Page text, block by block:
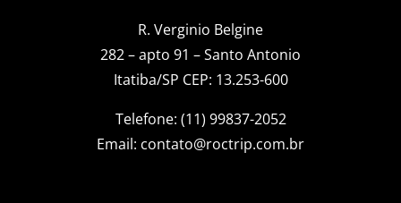
R. Verginio Belgine
282 – apto 91 – Santo Antonio
Itatiba/SP CEP: 13.253-600
Telefone: (11) 99837-2052
Email: contato@roctrip.com.br